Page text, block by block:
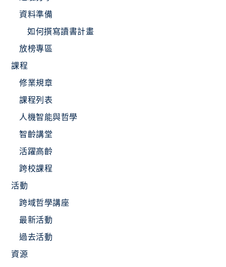
資料準備
如何撰寫讀書計畫
放榜專區
課程
修業規章
課程列表
人機智能與哲學
智齡講堂
活躍高齡
跨校課程
活動
跨域哲學講座
最新活動
過去活動
資源